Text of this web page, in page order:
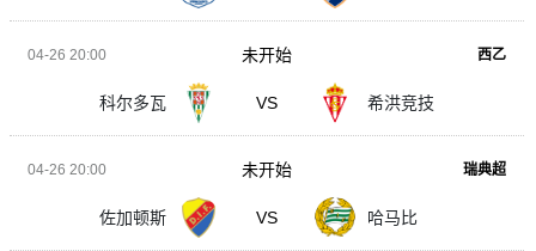
04-26 20:00 西乙
科尔多瓦 VS 希洪竞技
未开始
04-26 20:00 瑞典超
佐加顿斯 VS 哈马比
未开始